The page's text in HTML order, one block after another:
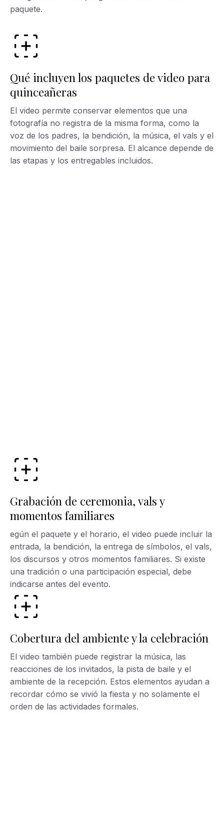
paquete.
Qué incluyen los paquetes de video para
quinceañeras
El video permite conservar elementos que una
fotografía no registra de la misma forma, como la
voz de los padres, la bendición, la música, el vals y el
movimiento del baile sorpresa. El alcance depende de
las etapas y los entregables incluidos.
Grabación de ceremonia, vals y
momentos familiares
egún el paquete y el horario, el video puede incluir la
entrada, la bendición, la entrega de símbolos, el vals,
los discursos y otros momentos familiares. Si existe
una tradición o una participación especial, debe
indicarse antes del evento.
Cobertura del ambiente y la celebración
El video también puede registrar la música, las
reacciones de los invitados, la pista de baile y el
ambiente de la recepción. Estos elementos ayudan a
recordar cómo se vivió la fiesta y no solamente el
orden de las actividades formales.